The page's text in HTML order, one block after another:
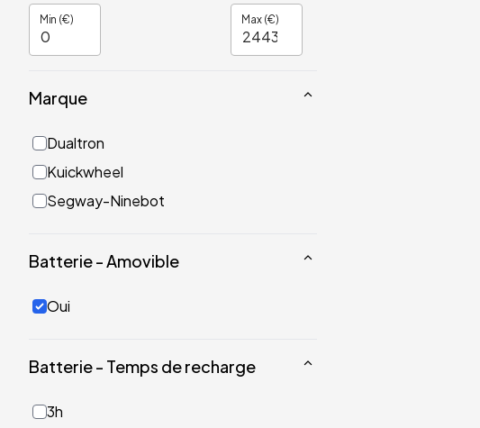
Min (€) Max (€)
Marque
Dualtron
Kuickwheel
Segway-Ninebot
Batterie - Amovible
Oui
Batterie - Temps de recharge
3h